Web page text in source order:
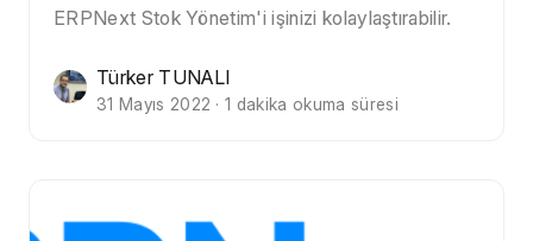
ERPNext Stok Yönetim'i işinizi kolaylaştırabilir.
Türker TUNALI
31 Mayıs 2022 · 1 dakika okuma süresi